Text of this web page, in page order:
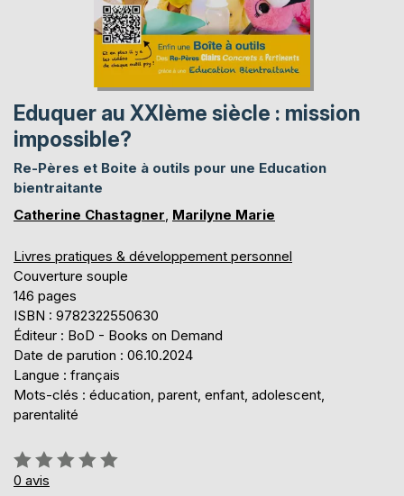
Eduquer au XXIème siècle : mission
impossible?
Re-Pères et Boite à outils pour une Education
bientraitante
Catherine Chastagner, Marilyne Marie
Livres pratiques & développement personnel
Couverture souple
146 pages
ISBN : 9782322550630
Éditeur : BoD - Books on Demand
Date de parution : 06.10.2024
Langue : français
Mots-clés : éducation, parent, enfant, adolescent,
parentalité
Évaluation:
0%
0 avis